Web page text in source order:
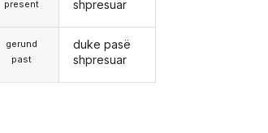
present
gerund
past
shpresuar
duke pasë
shpresuar